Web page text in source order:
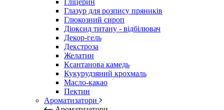
Гліцерин
Глазур для розпису пряників
Глюкозний сироп
Діоксид титану - відбілювач
Декор-гель
Декстроза
Желатин
Ксантанова камедь
Кукурудзяний крохмаль
Масло-какао
Пектин
Ароматизатори